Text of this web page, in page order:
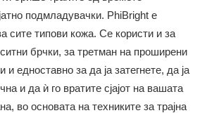
подмладувачки. PhiBright e
сите типови кожа. Се користи и за
брчки, за третман на проширени
и едноставно за да ја затегнете, да ја
и да ѝ го вратите сјајот на вашата
во основата на техниките за трајна